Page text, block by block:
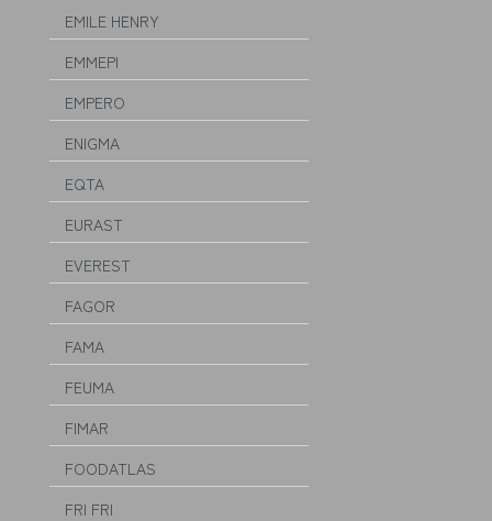
EMILE HENRY
EMMEPI
EMPERO
ENIGMA
EQTA
EURAST
EVEREST
FAGOR
FAMA
FEUMA
FIMAR
FOODATLAS
FRI FRI